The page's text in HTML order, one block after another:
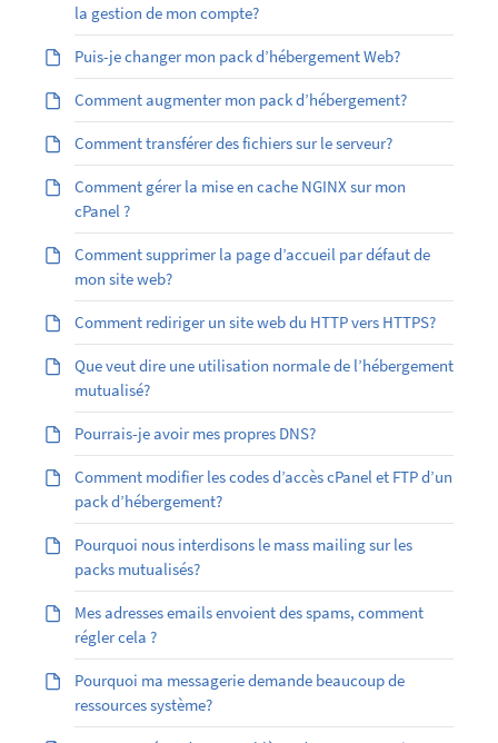
la gestion de mon compte?
Puis-je changer mon pack d’hébergement Web?
Comment augmenter mon pack d’hébergement?
Comment transférer des fichiers sur le serveur?
Comment gérer la mise en cache NGINX sur mon
cPanel ?
Comment supprimer la page d’accueil par défaut de
mon site web?
Comment rediriger un site web du HTTP vers HTTPS?
Que veut dire une utilisation normale de l’hébergement
mutualisé?
Pourrais-je avoir mes propres DNS?
Comment modifier les codes d’accès cPanel et FTP d’un
pack d’hébergement?
Pourquoi nous interdisons le mass mailing sur les
packs mutualisés?
Mes adresses emails envoient des spams, comment
régler cela ?
Pourquoi ma messagerie demande beaucoup de
ressources système?